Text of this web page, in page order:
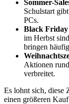
Sommer-
Schulstart
PCs.
Black
im Herbst
bringen
Aktionen
verbreitet.
Es lohnt sich, diese
einen größeren